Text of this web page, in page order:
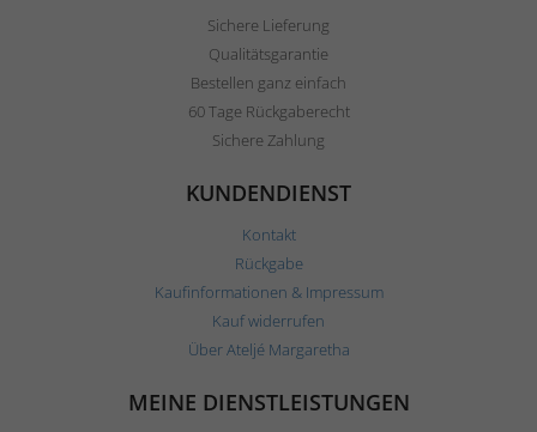
Sichere Lieferung
Qualitätsgarantie
Bestellen ganz einfach
60 Tage Rückgaberecht
Sichere Zahlung
KUNDENDIENST
Kontakt
Rückgabe
Kaufinformationen & Impressum
Kauf widerrufen
Über Ateljé Margaretha
MEINE DIENSTLEISTUNGEN